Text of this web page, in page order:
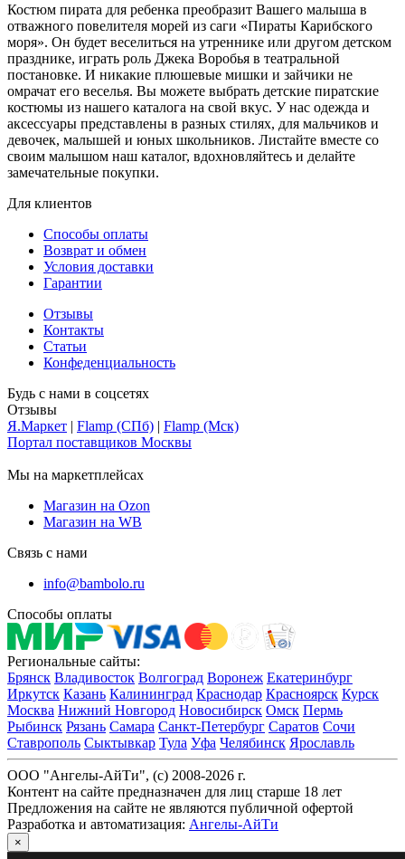
Костюм пирата для ребенка преобразит Вашего малыша в
отважного повелителя морей из саги «Пираты Карибского
моря». Он будет веселиться на утреннике или другом детском
празднике, играть роль Джека Воробья в театральной
постановке. И никакие плюшевые мишки и зайчики не
омрачат его веселья. Вы можете выбрать детские пиратские
костюмы из нашего каталога на свой вкус. У нас одежда и
аксессуары представлены в разных стилях, для мальчиков и
девочек, малышей и юных школьников. Листайте вместе со
своим малышом наш каталог, вдохновляйтесь и делайте
замечательные покупки.
Для клиентов
Способы оплаты
Возврат и обмен
Условия доставки
Гарантии
Отзывы
Контакты
Статьи
Конфеденциальность
Будь с нами в соцсетях
Отзывы
Я.Маркет | Flamp (СПб) | Flamp (Мск)
Портал поставщиков Москвы
Мы на маркетплейсах
Магазин на Ozon
Магазин на WB
Связь с нами
info@bambolo.ru
Способы оплаты
Региональные сайты:
Брянск Владивосток Волгоград Воронеж Екатеринбург
Иркутск Казань Калининград Краснодар Красноярск Курск
Москва Нижний Новгород Новосибирск Омск Пермь
Рыбинск Рязань Самара Санкт-Петербург Саратов Сочи
Ставрополь Сыктывкар Тула Уфа Челябинск Ярославль
ООО "Ангелы-АйТи", (c) 2008-2026 г.
Контент на сайте предназначен для лиц старше 18 лет
Предложения на сайте не являются публичной офертой
Разработка и автоматизация: Ангелы-АйТи
×